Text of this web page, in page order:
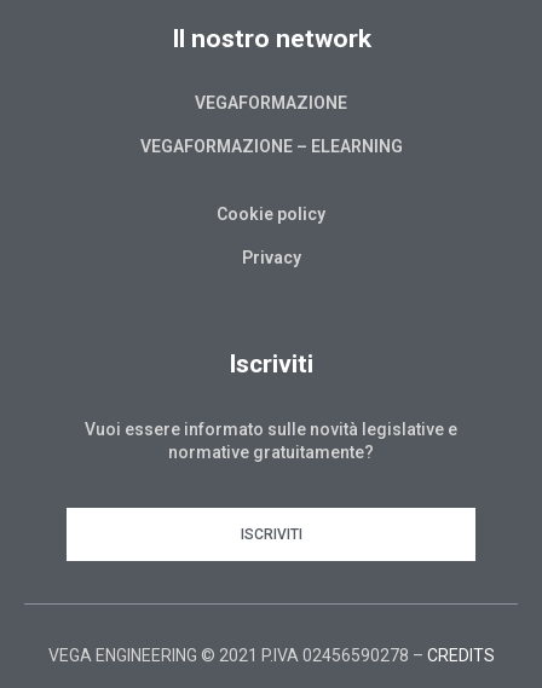
Il nostro network
VEGAFORMAZIONE
VEGAFORMAZIONE – ELEARNING
Cookie policy
Privacy
Iscriviti
Vuoi essere informato sulle novità legislative e
normative gratuitamente?
ISCRIVITI
VEGA ENGINEERING © 2021 P.IVA 02456590278 – CREDITS